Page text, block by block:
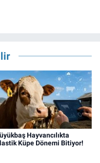
Hayvancılıkta
Küpe Dönemi Bitiyor!